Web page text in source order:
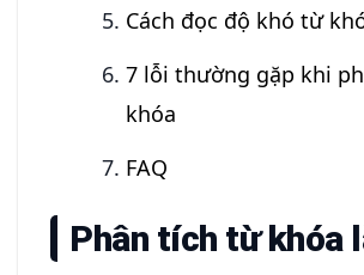
Cách đọc độ khó từ
7 lỗi thường gặp khi
khóa
FAQ
Phân tích từ khóa